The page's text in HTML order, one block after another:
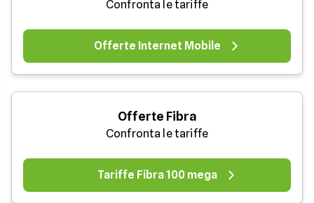
Confronta le tariffe
Offerte Internet Mobile
Offerte Fibra
Confronta le tariffe
Tariffe Fibra 100 mega